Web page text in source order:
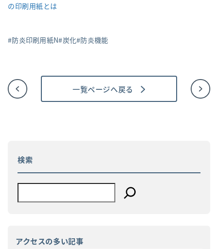
の印刷用紙とは
防炎印刷用紙N 炭化 防炎機能
一覧ページへ戻る
検索
アクセスの多い記事